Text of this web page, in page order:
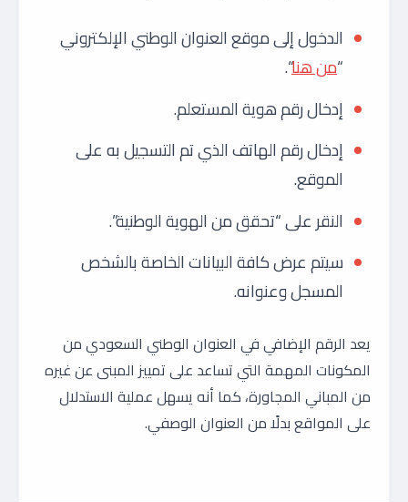
الدخول إلى موقع العنوان الوطني الإلكتروني
“من هنا“.
إدخال رقم هوية المستعلم.
إدخال رقم الهاتف الذي تم التسجيل به على
الموقع.
النقر على “تحقق من الهوية الوطنية”.
سيتم عرض كافة البيانات الخاصة بالشخص
المسجل وعنوانه.
يعد الرقم الإضافي في العنوان الوطني السعودي من
المكونات المهمة التي تساعد على تمييز المبنى عن غيره
من المباني المجاورة، كما أنه يسهل عملية الاستدلال
على المواقع بدلًا من العنوان الوصفي.